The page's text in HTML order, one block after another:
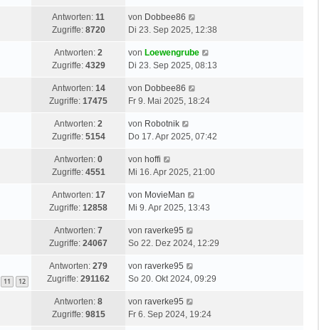
Antworten: 11
Zugriffe: 8720
von Dobbee86
Di 23. Sep 2025, 12:38
Antworten: 2
Zugriffe: 4329
von Loewengrube
Di 23. Sep 2025, 08:13
Antworten: 14
Zugriffe: 17475
von Dobbee86
Fr 9. Mai 2025, 18:24
Antworten: 2
Zugriffe: 5154
von Robotnik
Do 17. Apr 2025, 07:42
Antworten: 0
Zugriffe: 4551
von hoffi
Mi 16. Apr 2025, 21:00
Antworten: 17
Zugriffe: 12858
von MovieMan
Mi 9. Apr 2025, 13:43
Antworten: 7
Zugriffe: 24067
von raverke95
So 22. Dez 2024, 12:29
11 12
Antworten: 279
Zugriffe: 291162
von raverke95
So 20. Okt 2024, 09:29
Antworten: 8
Zugriffe: 9815
von raverke95
Fr 6. Sep 2024, 19:24